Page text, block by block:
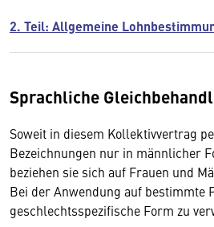
2. Teil: Allgemeine
Sprachliche
Soweit in diesem Kollektivvertrag
Bezeichnungen nur in männlicher
beziehen sie sich auf Frauen und
Bei der Anwendung auf bestimmte
geschlechtsspezifische Form zu